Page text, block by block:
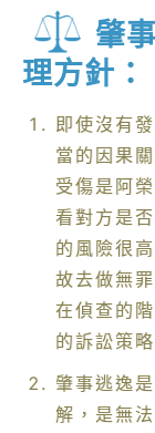
肇
理方針：
即使沒有
當的因果
受傷是阿
看對方是
的風險很
故去做無
在偵查的
的訴訟策
肇事逃逸
解，是無